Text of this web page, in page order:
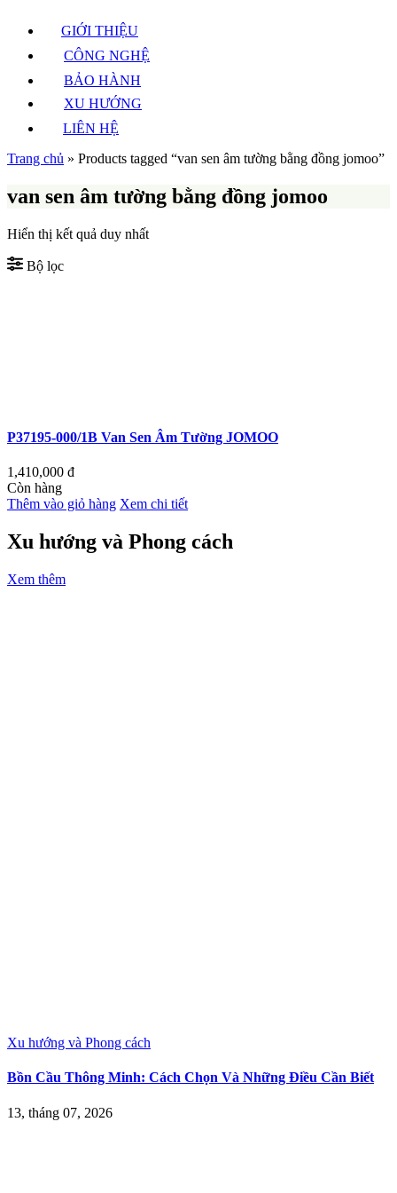
GIỚI THIỆU
CÔNG NGHỆ
BẢO HÀNH
XU HƯỚNG
LIÊN HỆ
Trang chủ » Products tagged “van sen âm tường bằng đồng jomoo”
van sen âm tường bằng đồng jomoo
Hiển thị kết quả duy nhất
Bộ lọc
P37195-000/1B Van Sen Âm Tường JOMOO
1,410,000 đ
Còn hàng
Thêm vào giỏ hàng Xem chi tiết
Xu hướng và Phong cách
Xem thêm
Xu hướng và Phong cách
Bồn Cầu Thông Minh: Cách Chọn Và Những Điều Cần Biết
13, tháng 07, 2026